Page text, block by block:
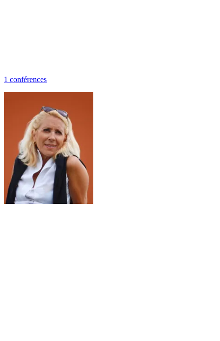
1 conférences